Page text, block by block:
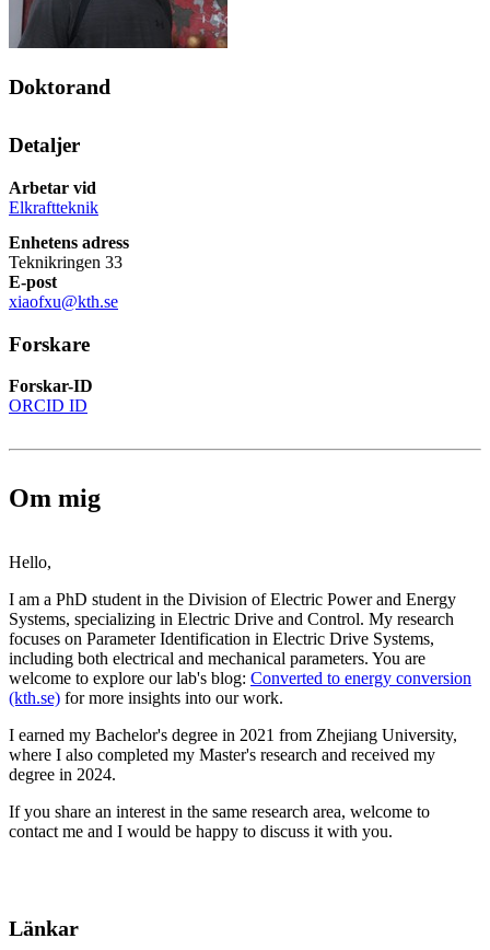
Doktorand
Detaljer
Arbetar vid
Elkraftteknik
Enhetens adress
Teknikringen 33
E-post
xiaofxu@kth.se
Forskare
Forskar-ID
ORCID ID
Om mig
Hello,
I am a PhD student in the Division of Electric Power and Energy
Systems, specializing in Electric Drive and Control. My research
focuses on Parameter Identification in Electric Drive Systems,
including both electrical and mechanical parameters. You are
welcome to explore our lab's blog: Converted to energy conversion
(kth.se) for more insights into our work.
I earned my Bachelor's degree in 2021 from Zhejiang University,
where I also completed my Master's research and received my
degree in 2024.
If you share an interest in the same research area, welcome to
contact me and I would be happy to discuss it with you.
Länkar